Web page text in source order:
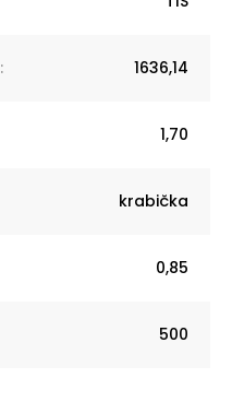
: 1636,14
1,70
krabička
0,85
500